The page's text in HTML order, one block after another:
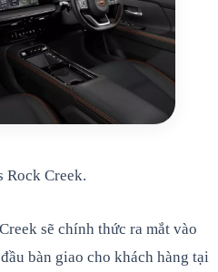
Rock Creek.
sẽ chính thức ra mắt vào
bàn giao cho khách hàng tại